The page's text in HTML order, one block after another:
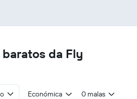
da Fly
Económica 0 malas